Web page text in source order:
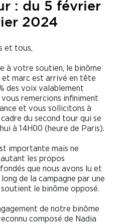
: du 5 février
2024
et tous,
à votre soutien, le binôme
et marc est arrivé en tête
des voix valablement
remercions infiniment
et vous sollicitons à
du second tour qui se
à 14H00 (heure de Paris).
importante mais ne
les propos
que nous avons lu et
de la campagne par une
le binôme opposé.
de notre binôme
composé de Nadia